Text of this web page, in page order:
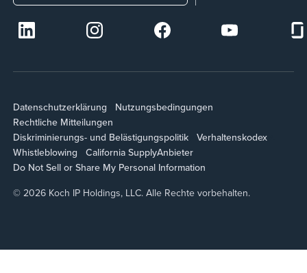
Datenschutzerklärung
Nutzungsbedingungen
Rechtliche Mitteilungen
Diskriminierungs- und Belästigungspolitik
Verhaltenskodex
Whistleblowing
California SupplyAnbieter
Do Not Sell or Share My Personal Information
© 2026 Koch IP Holdings, LLC. Alle Rechte vorbehalten.